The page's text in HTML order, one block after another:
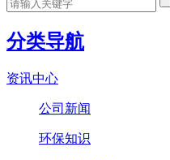
分类导航
资讯中心
公司新闻
环保知识